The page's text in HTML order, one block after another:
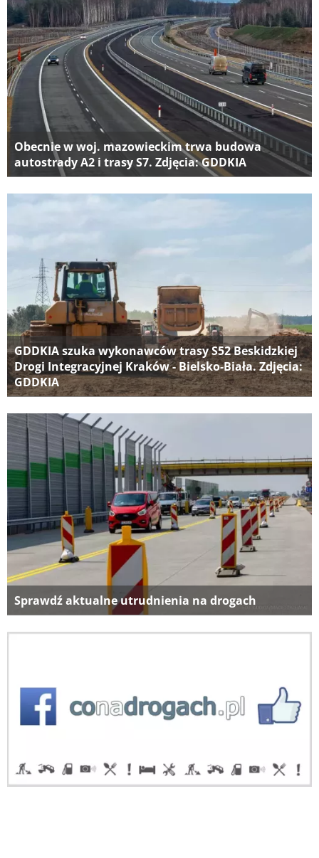
Obecnie w woj. mazowieckim trwa budowa
autostrady A2 i trasy S7. Zdjęcia: GDDKIA
GDDKIA szuka wykonawców trasy S52 Beskidzkiej
Drogi Integracyjnej Kraków - Bielsko-Biała. Zdjęcia:
GDDKIA
Sprawdź aktualne utrudnienia na drogach